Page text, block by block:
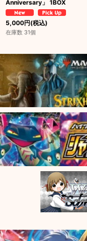
Anniversary」 1BOX
5,000円(税込)
在庫数 31個